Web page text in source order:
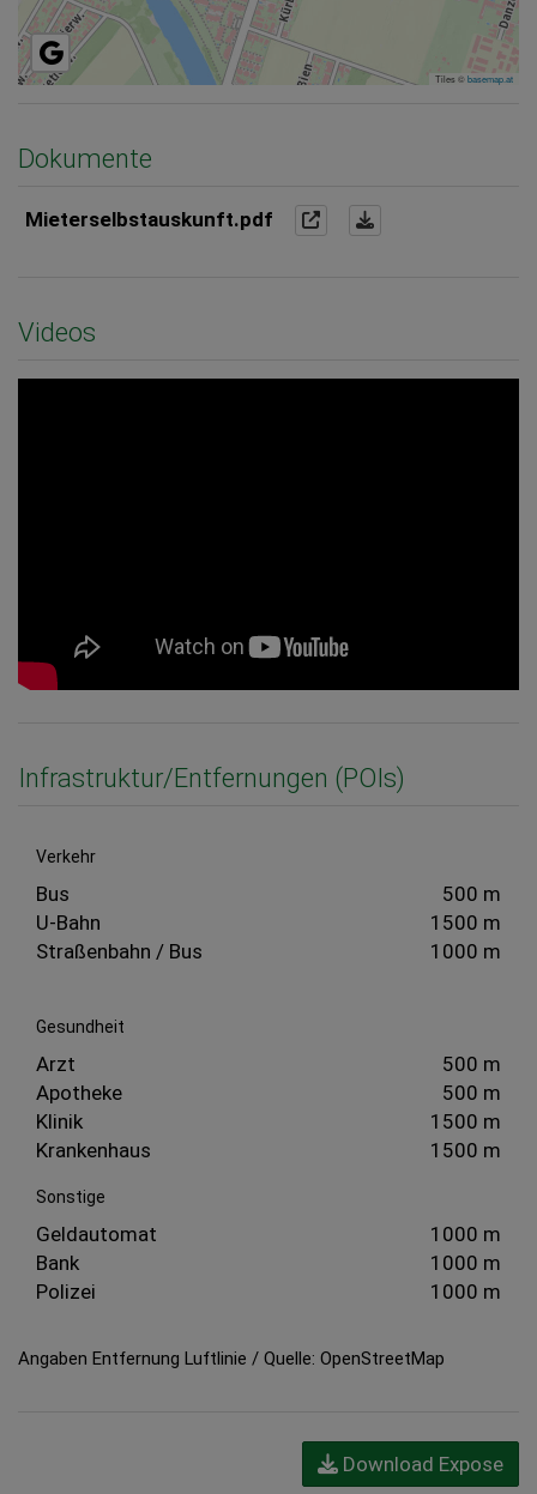
Tiles ©basemap.at
Dokumente
Mieterselbstauskunft.pdf
Videos
Infrastruktur/Entfernungen (POIs)
Verkehr
Bus
500 m
U-Bahn
1500 m
Straßenbahn / Bus
1000 m
Gesundheit
Arzt
500 m
Apotheke
500 m
Klinik
1500 m
Krankenhaus
1500 m
Sonstige
Geldautomat
1000 m
Bank
1000 m
Polizei
1000 m
Angaben Entfernung Luftlinie / Quelle: OpenStreetMap
Download Expose